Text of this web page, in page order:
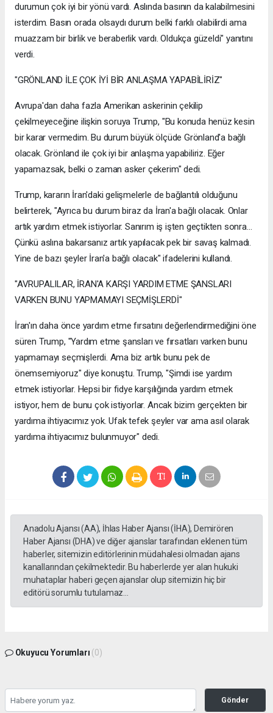
durumun çok iyi bir yönü vardı. Aslında basının da kalabilmesini
isterdim. Basın orada olsaydı durum belki farklı olabilirdi ama
muazzam bir birlik ve beraberlik vardı. Oldukça güzeldi" yanıtını
verdi.
"GRÖNLAND İLE ÇOK İYİ BİR ANLAŞMA YAPABİLİRİZ"
Avrupa'dan daha fazla Amerikan askerinin çekilip
çekilmeyeceğine ilişkin soruya Trump, "Bu konuda henüz kesin
bir karar vermedim. Bu durum büyük ölçüde Grönland'a bağlı
olacak. Grönland ile çok iyi bir anlaşma yapabiliriz. Eğer
yapamazsak, belki o zaman asker çekerim" dedi.
Trump, kararın İran'daki gelişmelerle de bağlantılı olduğunu
belirterek, "Ayrıca bu durum biraz da İran'a bağlı olacak. Onlar
artık yardım etmek istiyorlar. Sanırım iş işten geçtikten sonra...
Çünkü aslına bakarsanız artık yapılacak pek bir savaş kalmadı.
Yine de bazı şeyler İran'a bağlı olacak" ifadelerini kullandı.
"AVRUPALILAR, İRAN'A KARŞI YARDIM ETME ŞANSLARI
VARKEN BUNU YAPMAMAYI SEÇMİŞLERDİ"
İran'ın daha önce yardım etme fırsatını değerlendirmediğini öne
süren Trump, "Yardım etme şansları ve fırsatları varken bunu
yapmamayı seçmişlerdi. Ama biz artık bunu pek de
önemsemiyoruz" diye konuştu. Trump, "Şimdi ise yardım
etmek istiyorlar. Hepsi bir fidye karşılığında yardım etmek
istiyor, hem de bunu çok istiyorlar. Ancak bizim gerçekten bir
yardıma ihtiyacımız yok. Ufak tefek şeyler var ama asıl olarak
yardıma ihtiyacımız bulunmuyor" dedi.
Anadolu Ajansı (AA), İhlas Haber Ajansı (İHA), Demirören
Haber Ajansı (DHA) ve diğer ajanslar tarafından eklenen tüm
haberler, sitemizin editörlerinin müdahalesi olmadan ajans
kanallarından çekilmektedir. Bu haberlerde yer alan hukuki
muhataplar haberi geçen ajanslar olup sitemizin hiç bir
editörü sorumlu tutulamaz...
Okuyucu Yorumları (0)
Gönder